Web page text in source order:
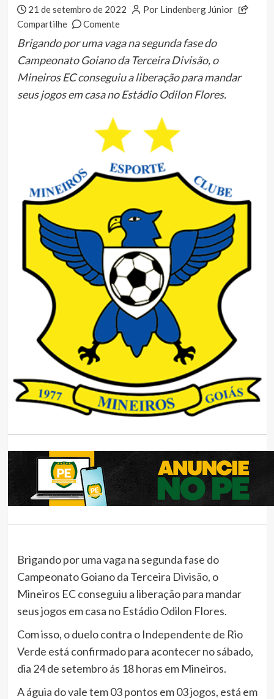
21 de setembro de 2022
Por Lindenberg Júnior
Compartilhe
Comente
Brigando por uma vaga na segunda fase do
Campeonato Goiano da Terceira Divisão, o
Mineiros EC conseguiu a liberação para mandar
seus jogos em casa no Estádio Odilon Flores.
Brigando por uma vaga na segunda fase do
Campeonato Goiano da Terceira Divisão, o
Mineiros EC conseguiu a liberação para mandar
seus jogos em casa no Estádio Odilon Flores.
Com isso, o duelo contra o Independente de Rio
Verde está confirmado para acontecer no sábado,
dia 24 de setembro ás 18 horas em Mineiros.
A águia do vale tem 03 pontos em 03 jogos, está em